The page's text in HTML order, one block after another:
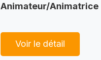
Animateur/Animatrice
Voir le détail